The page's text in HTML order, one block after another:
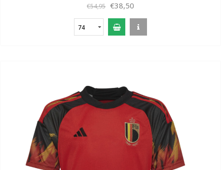
€54,95 €38,50
74